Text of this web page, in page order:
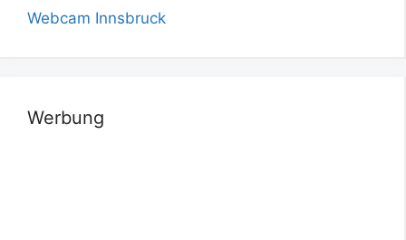
Webcam Innsbruck
Werbung